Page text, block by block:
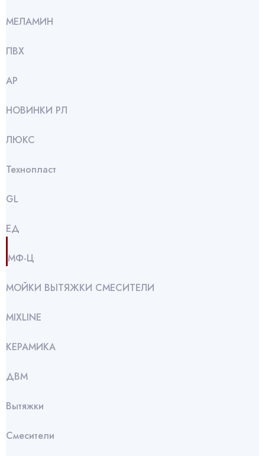
МЕЛАМИН
ПВХ
АР
НОВИНКИ РЛ
ЛЮКС
Технопласт
GL
ЕД
МФ-Ц
МОЙКИ ВЫТЯЖКИ СМЕСИТЕЛИ
МIXLINE
КЕРАМИКА
ДВМ
Вытяжки
Смесители